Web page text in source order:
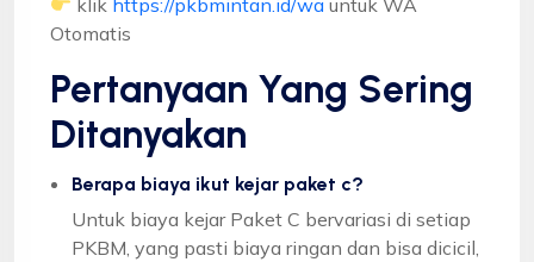
Otomatis
Pertanyaan Yang Sering
Ditanyakan
Berapa biaya ikut kejar paket c?
Untuk biaya kejar Paket C bervariasi di setiap
PKBM, yang pasti biaya ringan dan bisa dicicil,